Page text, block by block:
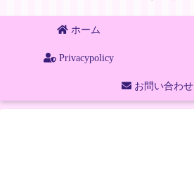
ホーム
Privacypolicy
お問い合わせ